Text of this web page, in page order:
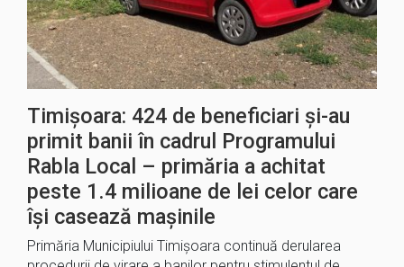
Timișoara: 424 de beneficiari și-au
primit banii în cadrul Programului
Rabla Local – primăria a achitat
peste 1.4 milioane de lei celor care
își casează mașinile
Primăria Municipiului Timișoara continuă derularea